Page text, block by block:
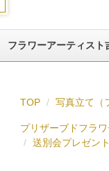
フラワーアーティスト
TOP 写真立て（
プリザーブドフラワ
送別会プレゼン